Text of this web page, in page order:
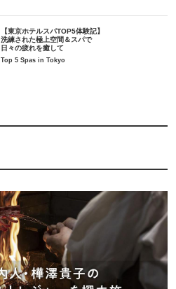
【東京ホテルスパTOP5体験記】
洗練された極上空間＆スパで
日々の疲れを癒して
Top 5 Spas in Tokyo